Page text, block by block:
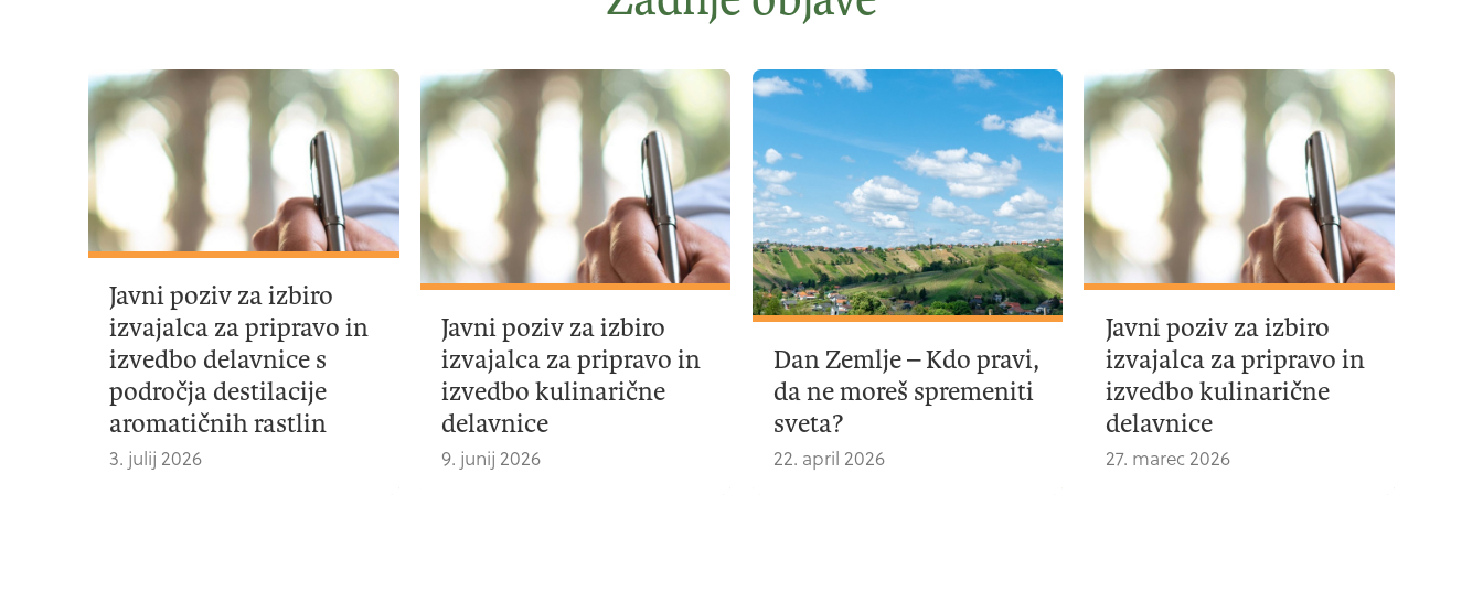
Javni poziv za izbiro
izvajalca za pripravo in
izvedbo delavnice s
področja destilacije
aromatičnih rastlin
3. julij 2026
Javni poziv za izbiro
izvajalca za pripravo in
izvedbo kulinarične
delavnice
9. junij 2026
Dan Zemlje – Kdo pravi,
da ne moreš spremeniti
sveta?
22. april 2026
Javni poziv za izbiro
izvajalca za pripravo in
izvedbo kulinarične
delavnice
27. marec 2026